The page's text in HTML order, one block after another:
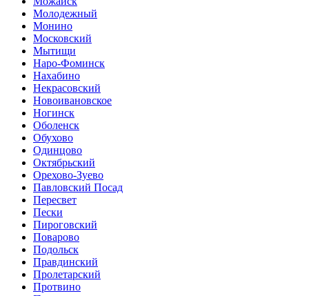
Молодежный
Монино
Московский
Мытищи
Наро-Фоминск
Нахабино
Некрасовский
Новоивановское
Ногинск
Оболенск
Обухово
Одинцово
Октябрьский
Орехово-Зуево
Павловский Посад
Пересвет
Пески
Пироговский
Поварово
Подольск
Правдинский
Пролетарский
Протвино